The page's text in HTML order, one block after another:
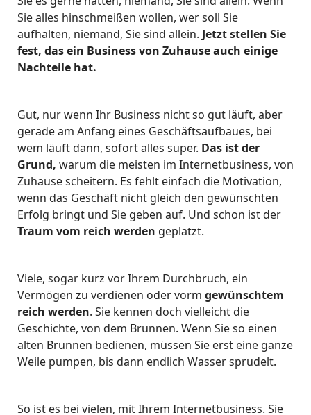
Sie alles hinschmeißen wollen, wer soll Sie
aufhalten, niemand, Sie sind allein. Jetzt stellen Sie
fest, das ein Business von Zuhause auch einige
Nachteile hat.
Gut, nur wenn Ihr Business nicht so gut läuft, aber
gerade am Anfang eines Geschäftsaufbaues, bei
wem läuft dann, sofort alles super. Das ist der
Grund, warum die meisten im Internetbusiness, von
Zuhause scheitern. Es fehlt einfach die Motivation,
wenn das Geschäft nicht gleich den gewünschten
Erfolg bringt und Sie geben auf. Und schon ist der
Traum vom reich werden geplatzt.
Viele, sogar kurz vor Ihrem Durchbruch, ein
Vermögen zu verdienen oder vorm gewünschtem
reich werden. Sie kennen doch vielleicht die
Geschichte, von dem Brunnen. Wenn Sie so einen
alten Brunnen bedienen, müssen Sie erst eine ganze
Weile pumpen, bis dann endlich Wasser sprudelt.
So ist es bei vielen, mit Ihrem Internetbusiness. Sie